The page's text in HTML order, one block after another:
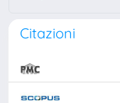
Citazioni